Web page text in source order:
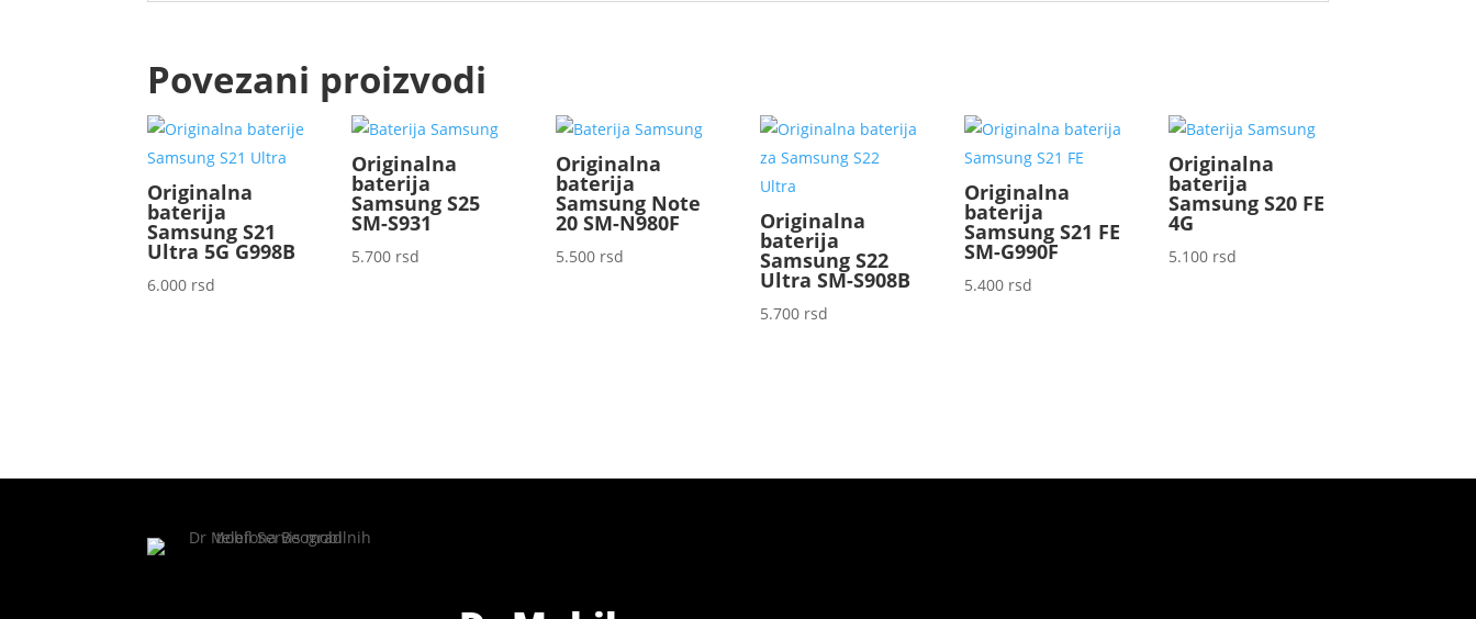
Povezani proizvodi
Originalna
baterija
Samsung S21
Ultra 5G G998B
6.000 rsd
Originalna
baterija
Samsung S25
SM-S931
5.700 rsd
Originalna
baterija
Samsung Note
20 SM-N980F
5.500 rsd
Originalna
baterija
Samsung S22
Ultra SM-S908B
5.700 rsd
Originalna
baterija
Samsung S21 FE
SM-G990F
5.400 rsd
Originalna
baterija
Samsung S20 FE
4G
5.100 rsd